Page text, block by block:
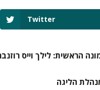
Twitter
הראשית: לילך וייס
הליגה